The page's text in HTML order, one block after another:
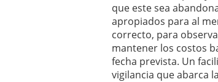
que este sea
apropiados para al
correcto, para
mantener los costos
fecha prevista. Un
vigilancia que abarca